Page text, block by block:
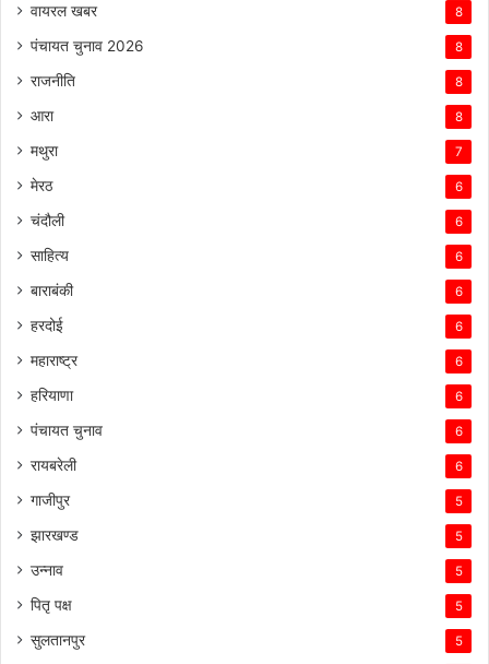
वायरल खबर 8
पंचायत चुनाव 2026 8
राजनीति 8
आरा 8
मथुरा 7
मेरठ 6
चंदौली 6
साहित्य 6
बाराबंकी 6
हरदोई 6
महाराष्ट्र 6
हरियाणा 6
पंचायत चुनाव 6
रायबरेली 6
गाजीपुर 5
झारखण्ड 5
उन्नाव 5
पितृ पक्ष 5
सुलतानपुर 5